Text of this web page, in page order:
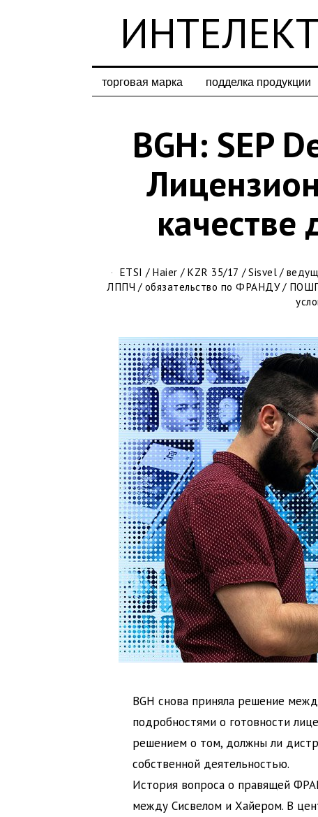
торговая марка подделка продукции
BGH: SEP
качестве
ETSI / Haier / KZR 35/17 / Sisvel /
ЛППЧ / обязательство по ФРАНДУ /
BGH снова приняла решение
подробностями о готовности
решением о том, должны ли
собственной деятельностью.
История вопроса о правящей
между Сисвелом и Хайером. В